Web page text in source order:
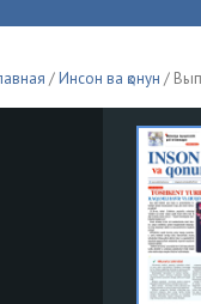
/Инсон ва қонун /